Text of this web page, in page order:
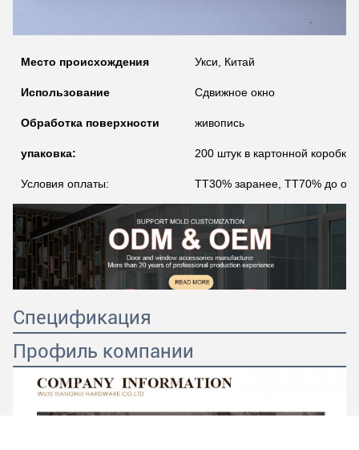
Место происхождения Укси, Китай
Использование Сдвижное окно
Обработка поверхности живопись
упаковка: 200 штук в картонной коробке
Условия оплаты: TT30% заранее, TT70% до
Спецификация
Профиль компании